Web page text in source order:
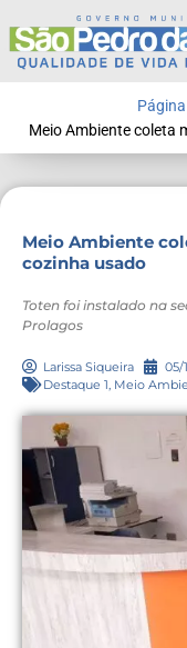
Meio Ambiente coleta
Meio Ambiente
cozinha usado
Toten foi instalado na
Prolagos
Larissa Siqueira 05/
Destaque 1 Meio